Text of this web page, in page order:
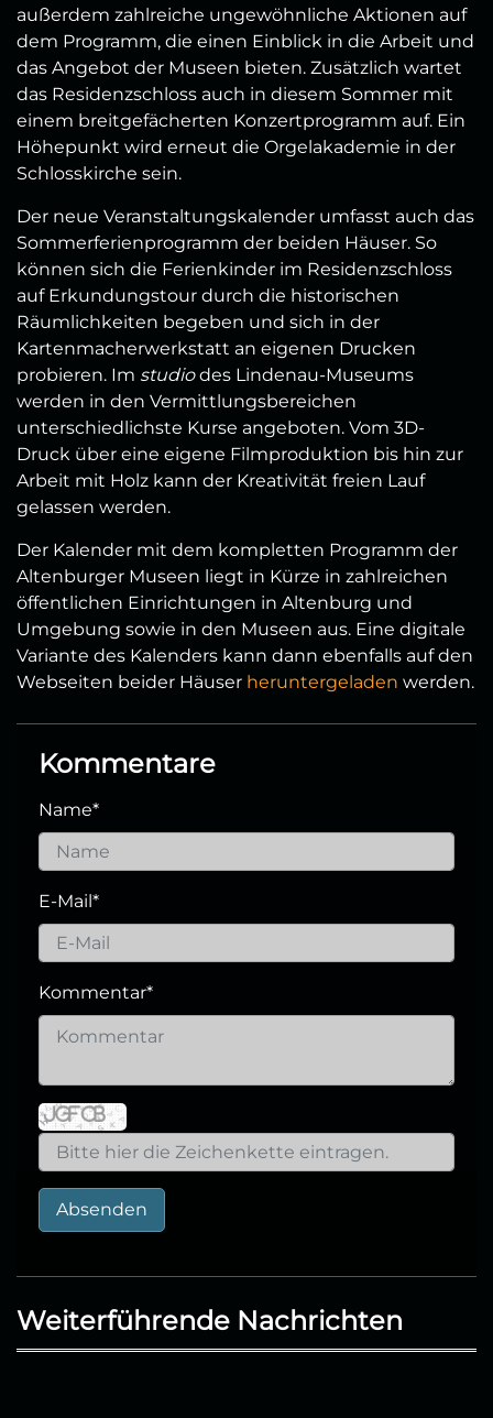
außerdem zahlreiche ungewöhnliche Aktionen auf
dem Programm, die einen Einblick in die Arbeit und
das Angebot der Museen bieten. Zusätzlich wartet
das Residenzschloss auch in diesem Sommer mit
einem breitgefächerten Konzertprogramm auf. Ein
Höhepunkt wird erneut die Orgelakademie in der
Schlosskirche sein.
Der neue Veranstaltungskalender umfasst auch das
Sommerferienprogramm der beiden Häuser. So
können sich die Ferienkinder im Residenzschloss
auf Erkundungstour durch die historischen
Räumlichkeiten begeben und sich in der
Kartenmacherwerkstatt an eigenen Drucken
probieren. Im studiodes Lindenau-Museums
werden in den Vermittlungsbereichen
unterschiedlichste Kurse angeboten. Vom 3D-
Druck über eine eigene Filmproduktion bis hin zur
Arbeit mit Holz kann der Kreativität freien Lauf
gelassen werden.
Der Kalender mit dem kompletten Programm der
Altenburger Museen liegt in Kürze in zahlreichen
öffentlichen Einrichtungen in Altenburg und
Umgebung sowie in den Museen aus. Eine digitale
Variante des Kalenders kann dann ebenfalls auf den
Webseiten beider Häuser heruntergeladen werden.
Kommentare
Name*
E-Mail*
Kommentar*
Absenden
Weiterführende Nachrichten